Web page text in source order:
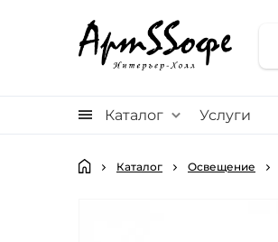
Каталог Услуги
Каталог Освещение